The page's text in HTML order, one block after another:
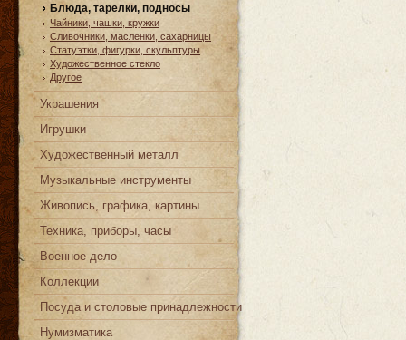
Блюда, тарелки, подносы
Чайники, чашки, кружки
Сливочники, масленки, сахарницы
Статуэтки, фигурки, скульптуры
Художественное стекло
Другое
Украшения
Игрушки
Художественный металл
Музыкальные инструменты
Живопись, графика, картины
Техника, приборы, часы
Военное дело
Коллекции
Посуда и столовые принадлежности
Нумизматика